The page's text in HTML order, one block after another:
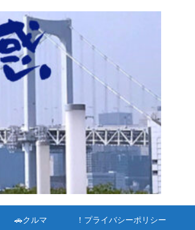
🚗クルマ ！プライバシーポリシー